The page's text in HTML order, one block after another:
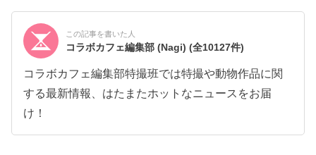
この記事を書いた人
コラボカフェ編集部 (Nagi)(全10127件)
コラボカフェ編集部特撮班では特撮や動物作品に関
する最新情報、はたまたホットなニュースをお届
け！